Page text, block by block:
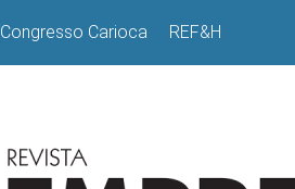
Congresso Carioca REF&H